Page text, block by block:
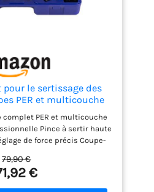
le sertissage des
PER et multicouche
1 ébavureur/calibreur,
TH 16/20 mm
complet PER et multicouche
Pince à sertir haute
de force précis Coupe-
de tube avec lames en
net Mallette rigide
et rangement sécurisé
79,90 €
€